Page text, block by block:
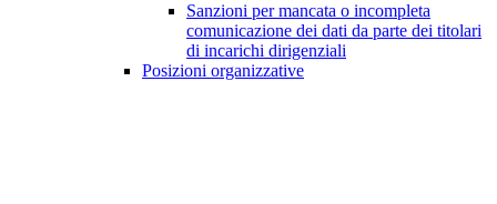
Sanzioni per mancata o incompleta
comunicazione dei dati da parte dei titolari
di incarichi dirigenziali
Posizioni organizzative